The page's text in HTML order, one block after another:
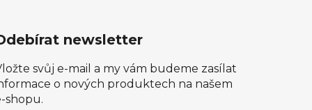
newsletter
svůj e-mail a my vám budeme zasílat
o nových produktech na našem
shopu.